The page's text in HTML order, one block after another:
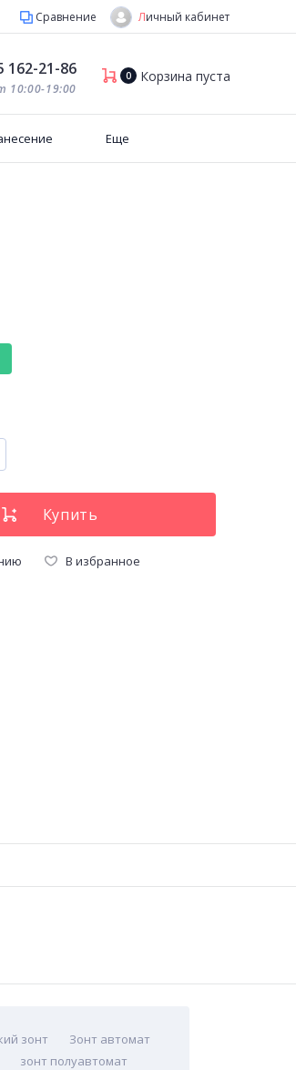
Сравнение Личный кабинет
162-21-86
10:00-19:00
0 Корзина пуста
Еще
В избранное
зонт
Зонт автомат
зонт полуавтомат